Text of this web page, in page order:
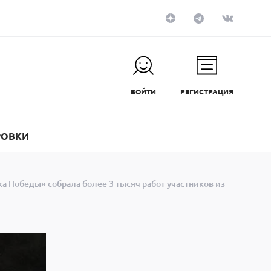
ВОЙТИ РЕГИСТРАЦИЯ
Победы» собрала более 3 тысяч работ участников из